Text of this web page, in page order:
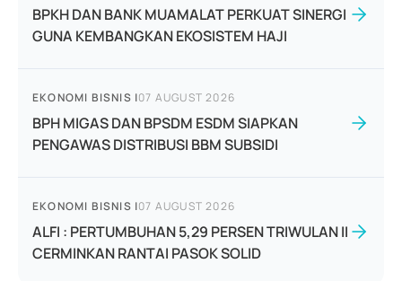
BPKH DAN BANK MUAMALAT PERKUAT SINERGI
GUNA KEMBANGKAN EKOSISTEM HAJI
EKONOMI BISNIS |07 AUGUST 2026
BPH MIGAS DAN BPSDM ESDM SIAPKAN
PENGAWAS DISTRIBUSI BBM SUBSIDI
EKONOMI BISNIS |07 AUGUST 2026
ALFI : PERTUMBUHAN 5,29 PERSEN TRIWULAN II
CERMINKAN RANTAI PASOK SOLID